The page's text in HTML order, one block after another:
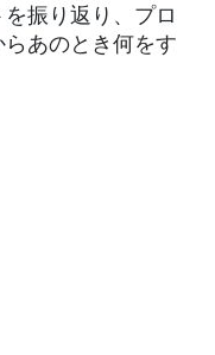
振り返り、プロ
あのとき何をす